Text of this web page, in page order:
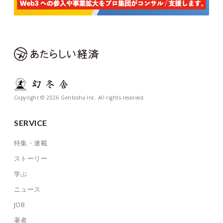
Copyright © 2026 Gentosha Inc. All rights reserved.
SERVICE
特集・連載
ストーリー
学ぶ
ニュース
JOB
著者